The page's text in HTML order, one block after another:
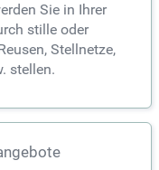
Sie in Ihrer
stille oder
Stellnetze,
stellen.